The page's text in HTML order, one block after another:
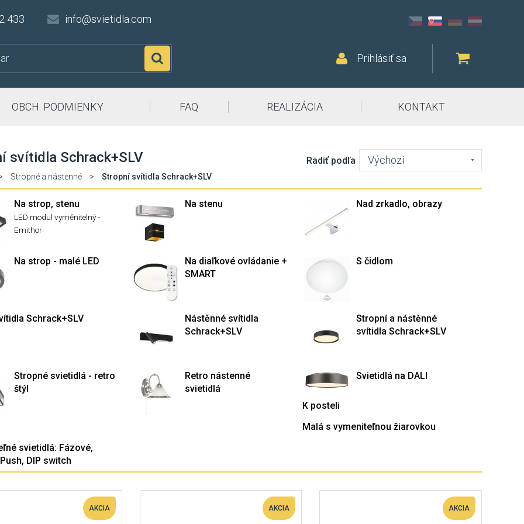
433 info@svietidla.com
Prihlásiť sa
OBCH. PODMIENKY FAQ REALIZÁCIA KONTAKT
svítidla Schrack+SLV
Stropné a nástenné > Stropní svítidla Schrack+SLV
Radiť podľa Výchozí
Na strop, stenu
LED modul vyměnitelný -
Emithor
Na stenu Nad zrkadlo, obrazy
Na strop - malé LED
Na diaľkové ovládanie +
SMART
S čidlom
Schrack+SLV
Nástěnné svítidla
Schrack+SLV
Stropní a nástěnné
svítidla Schrack+SLV
Stropné svietidlá - retro
štýl
Retro nástenné
svietidlá
Svietidlá na DALI
K posteli
Malá s vymeniteľnou žiarovkou
svietidlá: Fázové,
DIP switch
AKCIA AKCIA AKCIA